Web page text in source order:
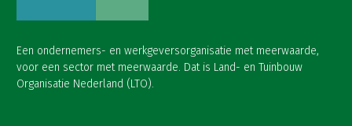
Een ondernemers- en werkgeversorganisatie met meerwaarde,
voor een sector met meerwaarde. Dat is Land- en Tuinbouw
Organisatie Nederland (LTO).